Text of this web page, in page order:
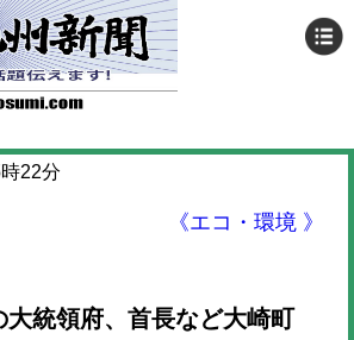
22分
《エコ・環境 》
大統領府、首長など大崎町